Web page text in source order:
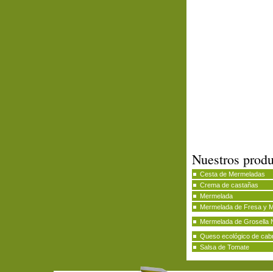
Nuestros
Cesta de Mermeladas
Crema de castañas
Mermelada
Mermelada de Fresa y
Mermelada de Grosella
Queso ecológico de
Salsa de Tomate